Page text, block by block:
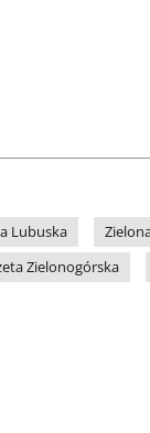
Lubuska
Zielonogórska